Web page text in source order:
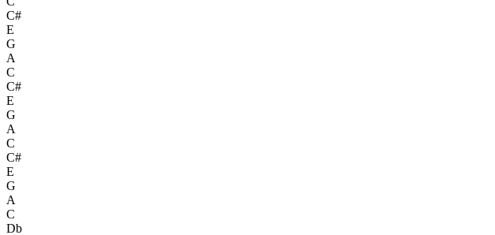
C#
E
G
A
C
C#
E
G
A
C
C#
E
G
A
C
Db